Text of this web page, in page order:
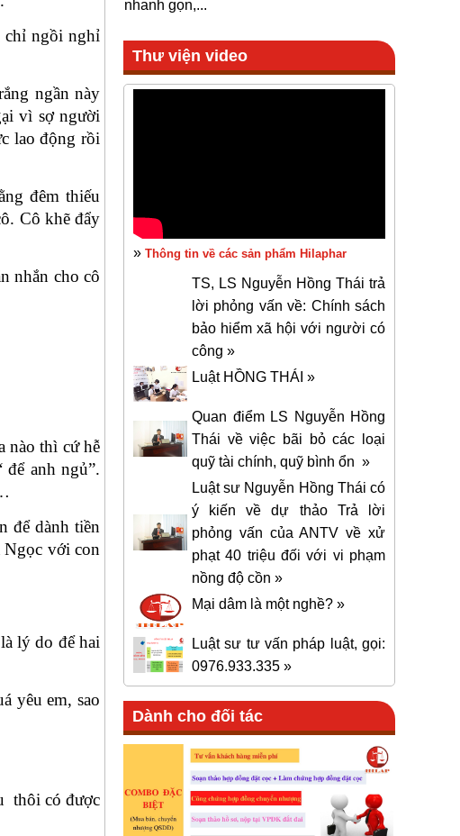
chỉ ngồi nghỉ
ngần này
vì sợ người
lao động rồi
đêm thiếu
Cô khẽ đẩy
nhắn cho cô
nào thì cứ hễ
anh ngủ”.
để dành tiền
Ngọc với con
lý do để hai
yêu em, sao
thôi có được
nhanh gọn,...
Thư viện video
» Thông tin về các sản phẩm Hilaphar
TS, LS Nguyễn Hồng Thái trả
lời phỏng vấn về: Chính sách
bảo hiểm xã hội với người có
công »
Luật HỒNG THÁI »
Quan điểm LS Nguyễn Hồng
Thái về việc bãi bỏ các loại
quỹ tài chính, quỹ bình ổn »
Luật sư Nguyễn Hồng Thái có
ý kiến về dự thảo Trả lời
phỏng vấn của ANTV về xử
phạt 40 triệu đối với vi phạm
nồng độ cồn »
Mại dâm là một nghề? »
Luật sư tư vấn pháp luật, gọi:
0976.933.335 »
Dành cho đối tác